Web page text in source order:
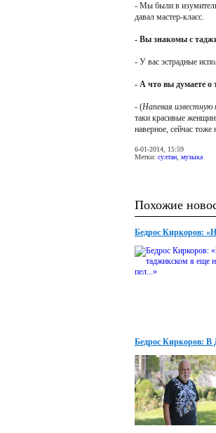
- Мы были в
давал мастер-класс.
- Вы знакомы с
- У вас эстрадные
- А что вы думаете о
- (Напевая
таки красивые
наверное, сейчас тоже
6-01-2014, 15:59
Метки: султан музыка
Похожие
Бедрос Киркоров:
Бедрос Киркоров: В